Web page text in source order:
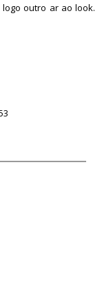
outro ar ao look.